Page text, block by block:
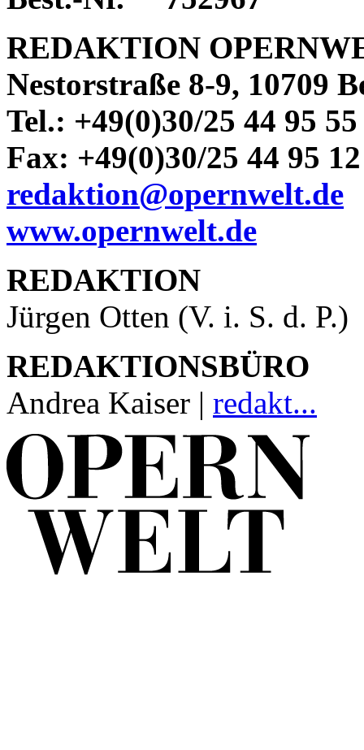
REDAKTION
Nestorstraße 8-9, 10709
Tel.: +49(0)30/25 44 95 55
Fax: +49(0)30/25 44 95 12
redaktion@opernwelt.de
www.opernwelt.de
REDAKTION
Jürgen Otten (V. i. S. d. P.)
REDAKTIONSBÜRO
Andrea Kaiser | redakt...